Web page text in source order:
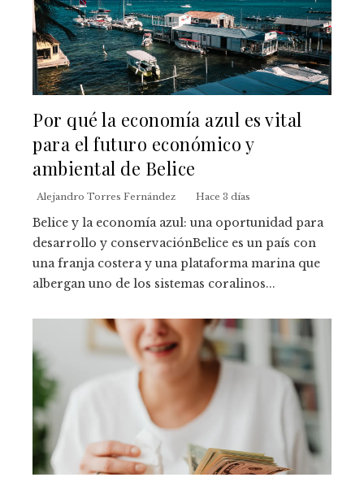
Por qué la economía azul es vital
para el futuro económico y
ambiental de Belice
Alejandro Torres Fernández Hace 3 días
Belice y la economía azul: una oportunidad para
desarrollo y conservaciónBelice es un país con
una franja costera y una plataforma marina que
albergan uno de los sistemas coralinos...